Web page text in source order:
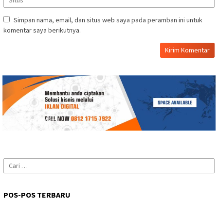
Simpan nama, email, dan situs web saya pada peramban ini untuk
komentar saya berikutnya.
Cari
untuk:
POS-POS TERBARU